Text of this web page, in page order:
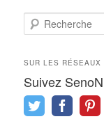
e
h
r
c
h
SUR LES RÉSEAUX
Suivez